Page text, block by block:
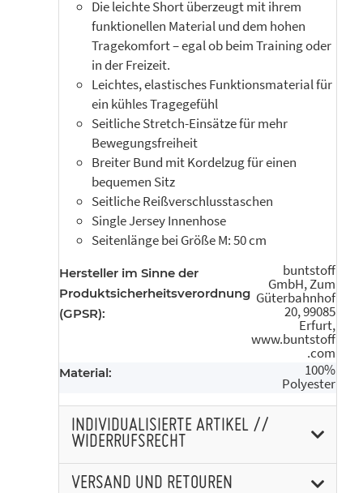
Die leichte Short überzeugt mit ihrem
funktionellen Material und dem hohen
Tragekomfort – egal ob beim Training oder
in der Freizeit.
Leichtes, elastisches Funktionsmaterial für
ein kühles Tragegefühl
Seitliche Stretch-Einsätze für mehr
Bewegungsfreiheit
Breiter Bund mit Kordelzug für einen
bequemen Sitz
Seitliche Reißverschlusstaschen
Single Jersey Innenhose
Seitenlänge bei Größe M: 50 cm
Hersteller im Sinne der
Produktsicherheitsverordnung
(GPSR):
buntstoff
GmbH, Zum
Güterbahnhof
20, 99085
Erfurt,
www.buntstoff
.com
Material: 100%
Polyester
INDIVIDUALISIERTE ARTIKEL //
WIDERRUFSRECHT
VERSAND UND RETOUREN